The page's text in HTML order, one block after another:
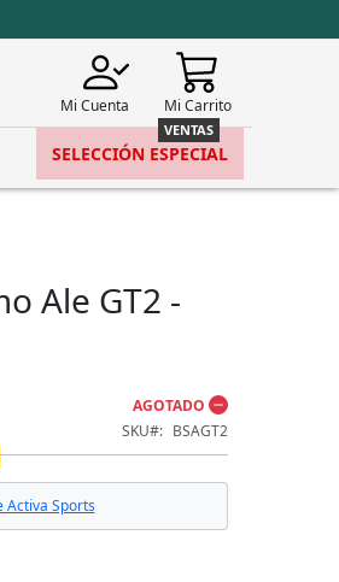
Mi Cuenta Mi Carrito
SELECCIÓN ESPECIAL
Ale GT2 -
AGOTADO
SKU
BSAGT2
Activa Sports